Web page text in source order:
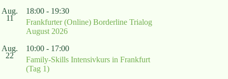
Aug.
11
18:00 - 19:30
Frankfurter (Online) Borderline Trialog
August 2026
Aug.
22
10:00 - 17:00
Family-Skills Intensivkurs in Frankfurt
(Tag 1)